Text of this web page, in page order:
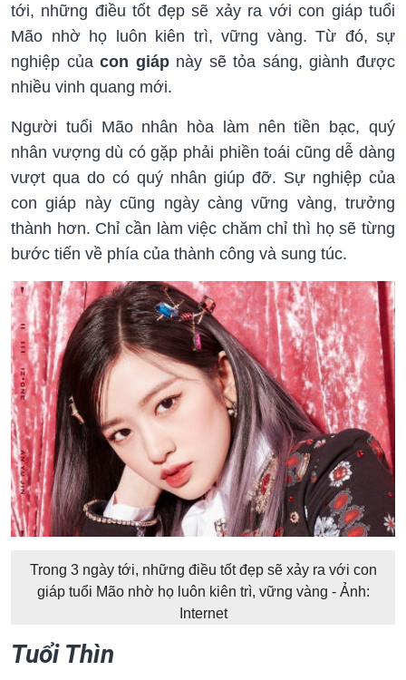
tới, những điều tốt đẹp sẽ xảy ra với con giáp tuổi
Mão nhờ họ luôn kiên trì, vững vàng. Từ đó, sự
nghiệp củacon giápnày sẽ tỏa sáng, giành được
nhiều vinh quang mới.
Người tuổi Mão nhân hòa làm nên tiền bạc, quý
nhân vượng dù có gặp phải phiền toái cũng dễ dàng
vượt qua do có quý nhân giúp đỡ. Sự nghiệp của
con giáp này cũng ngày càng vững vàng, trưởng
thành hơn. Chỉ cần làm việc chăm chỉ thì họ sẽ từng
bước tiến về phía của thành công và sung túc.
Trong 3 ngày tới, những điều tốt đẹp sẽ xảy ra với con
giáp tuổi Mão nhờ họ luôn kiên trì, vững vàng - Ảnh:
Internet
Tuổi Thìn